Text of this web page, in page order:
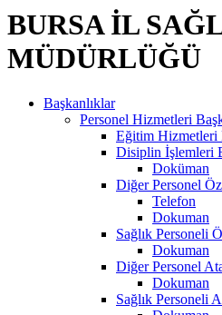
BURSA İL
MÜDÜRLÜĞÜ
Başkanlıklar
Personel Hizmetleri
Eğitim Hizmetleri
Disiplin İşlemleri
Doküman
Diğer Personel
Telefon
Dokuman
Sağlık Personeli
Dokuman
Diğer Personel
Dokuman
Sağlık Personeli